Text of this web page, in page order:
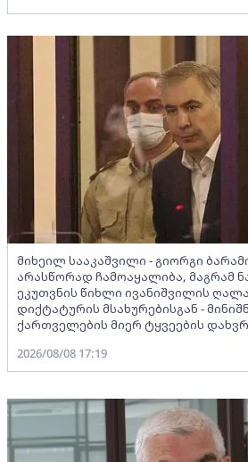
მიხეილ სააკაშვილი - გიორგი
არასწორად ჩამოაყალიბა, მაგრამ
ეკუთვნის წიხლი ივანიშვილის
დიქტატურის მსახურებისგან -
ქართველების მიერ ტყვეების
2026/08/08 17:19